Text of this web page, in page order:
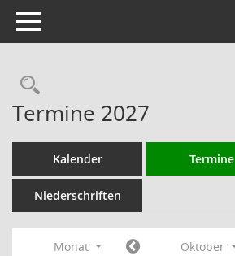
Toggle navigation
Rechercheauswahl
Termine 2027
Kalender Termine
Niederschriften
Monat Oktober